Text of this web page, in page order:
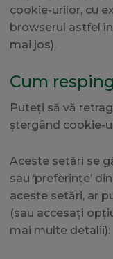
cookie-urilor, cu
browserul astfel
mai jos).
Cum
Puteți să vă
ștergând cookie-
Aceste setări se
sau ‘preferințe’
aceste setări, ar
(sau accesați
mai multe detalii):